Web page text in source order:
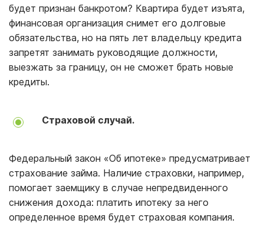
будет признан банкротом? Квартира будет изъята,
финансовая организация снимет его долговые
обязательства, но на пять лет владельцу кредита
запретят занимать руководящие должности,
выезжать за границу, он не сможет брать новые
кредиты.
Страховой случай.
Федеральный закон «Об ипотеке» предусматривает
страхование займа. Наличие страховки, например,
помогает заемщику в случае непредвиденного
снижения дохода: платить ипотеку за него
определенное время будет страховая компания.